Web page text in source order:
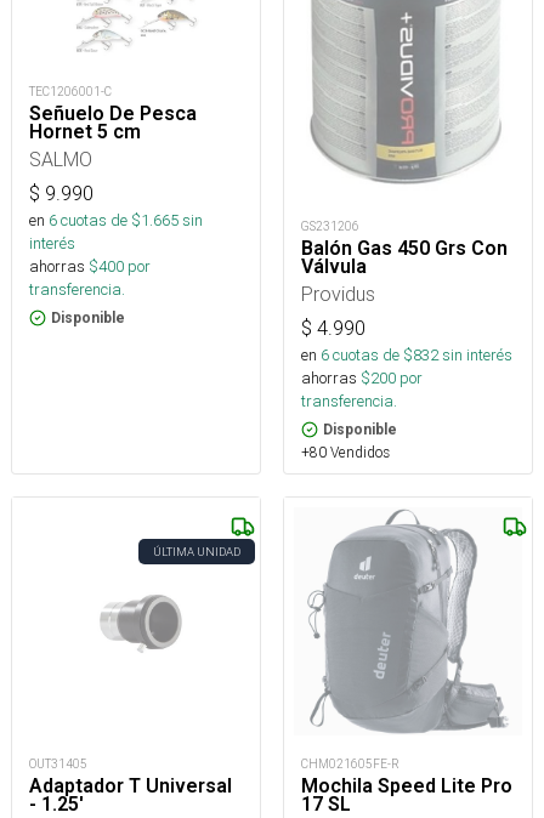
TEC1206001-C
Señuelo De Pesca
Hornet 5 cm
SALMO
$ 9.990
en 6cuotas de $1.665sin
interés
ahorras $400 por
transferencia.
Disponible
GS231206
Balón Gas 450 Grs Con
Válvula
Providus
$ 4.990
en 6cuotas de $832sin interés
ahorras $200 por
transferencia.
Disponible
+80 Vendidos
ÚLTIMA UNIDAD
OUT31405
Adaptador T Universal
- 1.25'
CHM021605FE-R
Mochila Speed Lite Pro
17 SL